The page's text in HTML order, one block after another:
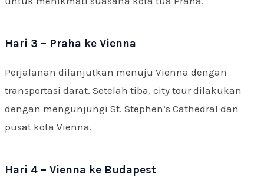
Hari 3 – Praha ke Vienna
Perjalanan dilanjutkan menuju Vienna dengan
transportasi darat. Setelah tiba, city tour dilakukan
dengan mengunjungi St. Stephen’s Cathedral dan
pusat kota Vienna.
Hari 4 – Vienna ke Budapest